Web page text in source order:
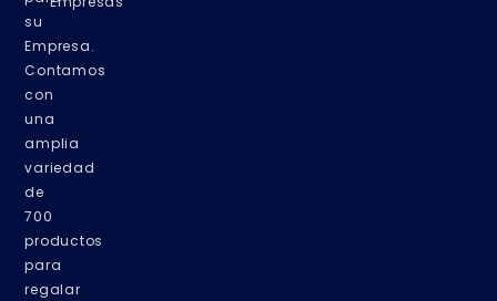
su
Empresa.
Contamos
con
una
amplia
variedad
de
700
productos
para
regalar